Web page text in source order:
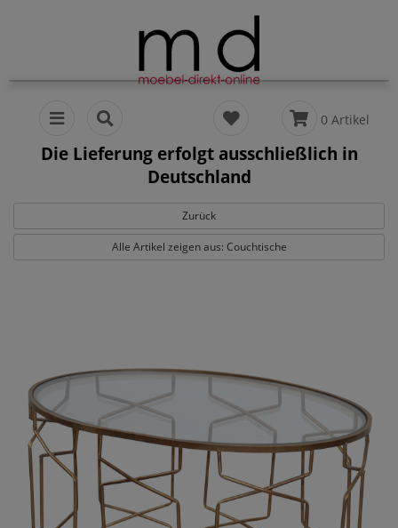
0 Artikel
Die Lieferung erfolgt ausschließlich in
Deutschland
Zurück
Alle Artikel zeigen aus: Couchtische